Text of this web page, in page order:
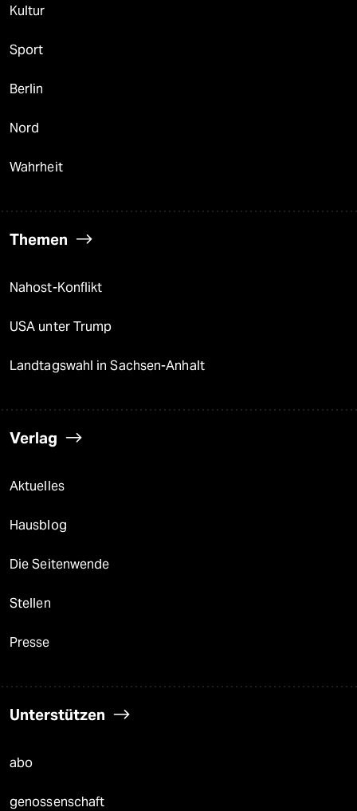
Kultur
Sport
Berlin
Nord
Wahrheit
Themen
Nahost-Konflikt
USA unter Trump
Landtagswahl in Sachsen-Anhalt
Verlag
Aktuelles
Hausblog
Die Seitenwende
Stellen
Presse
Unterstützen
abo
genossenschaft